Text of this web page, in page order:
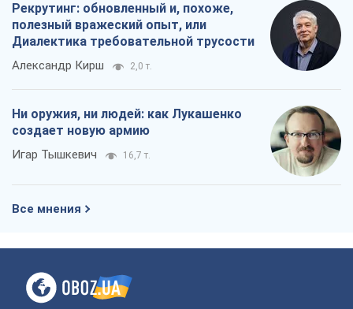
Рекрутинг: обновленный и, похоже,
полезный вражеский опыт, или
Диалектика требовательной трусости
Александр Кирш 2,0 т.
Ни оружия, ни людей: как Лукашенко
создает новую армию
Игар Тышкевич 16,7 т.
Все мнения